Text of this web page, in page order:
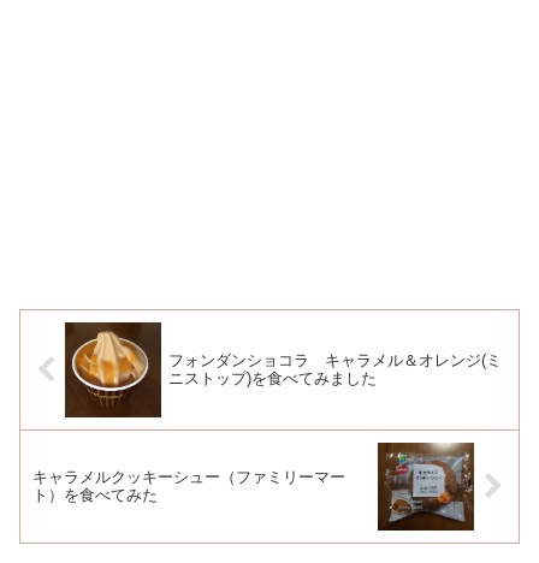
フォンダンショコラ キャラメル＆オレンジ(ミ
ニストップ)を食べてみました
キャラメルクッキーシュー（ファミリーマー
ト）を食べてみた